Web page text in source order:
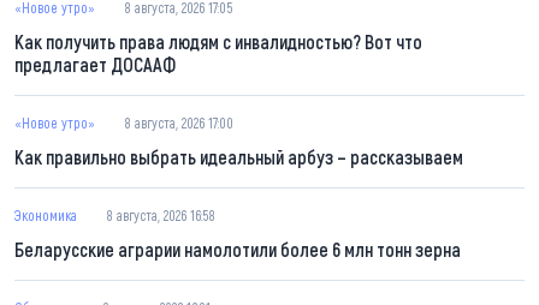
«Новое утро» 8 августа, 2026 17:05
Как получить права людям с инвалидностью? Вот что
предлагает ДОСААФ
«Новое утро» 8 августа, 2026 17:00
Как правильно выбрать идеальный арбуз – рассказываем
Экономика 8 августа, 2026 16:58
Беларусские аграрии намолотили более 6 млн тонн зерна